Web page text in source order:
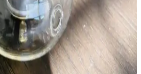
süt, şeker ve aromalarla hazırlanır,
Bayram döneminde satışlar artar,
teknikleriyle pazarda yer alır.
Nedir, Kullanım Alanları ve